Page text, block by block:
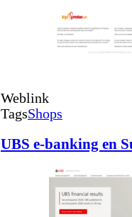
Weblink
TagsShops
UBS e-banking en